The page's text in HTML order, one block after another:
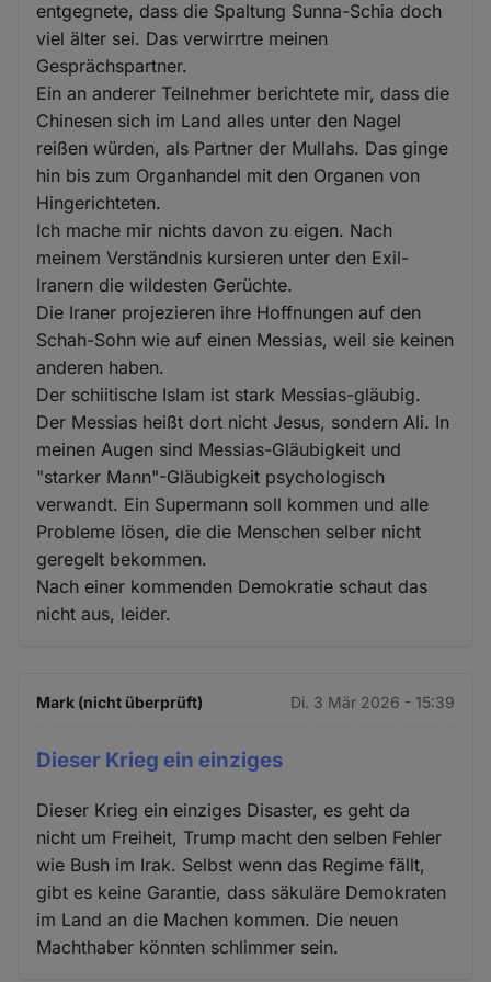
entgegnete, dass die Spaltung Sunna-Schia doch
viel älter sei. Das verwirrtre meinen
Gesprächspartner.
Ein an anderer Teilnehmer berichtete mir, dass die
Chinesen sich im Land alles unter den Nagel
reißen würden, als Partner der Mullahs. Das ginge
hin bis zum Organhandel mit den Organen von
Hingerichteten.
Ich mache mir nichts davon zu eigen. Nach
meinem Verständnis kursieren unter den Exil-
Iranern die wildesten Gerüchte.
Die Iraner projezieren ihre Hoffnungen auf den
Schah-Sohn wie auf einen Messias, weil sie keinen
anderen haben.
Der schiitische Islam ist stark Messias-gläubig.
Der Messias heißt dort nicht Jesus, sondern Ali. In
meinen Augen sind Messias-Gläubigkeit und
"starker Mann"-Gläubigkeit psychologisch
verwandt. Ein Supermann soll kommen und alle
Probleme lösen, die die Menschen selber nicht
geregelt bekommen.
Nach einer kommenden Demokratie schaut das
nicht aus, leider.
Mark (nicht überprüft) Di. 3 Mär 2026 - 15:39
Dieser Krieg ein einziges
Dieser Krieg ein einziges Disaster, es geht da
nicht um Freiheit, Trump macht den selben Fehler
wie Bush im Irak. Selbst wenn das Regime fällt,
gibt es keine Garantie, dass säkuläre Demokraten
im Land an die Machen kommen. Die neuen
Machthaber könnten schlimmer sein.